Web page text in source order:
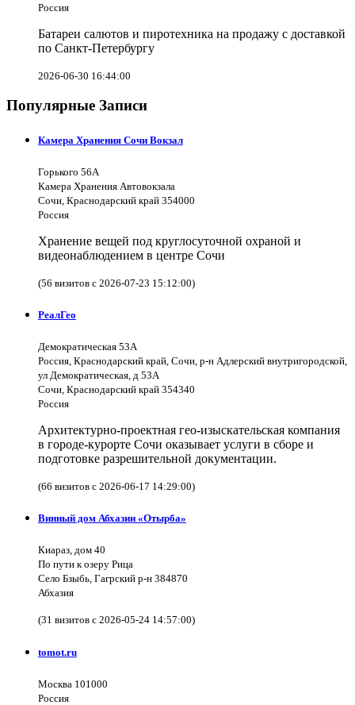
Россия
Батареи салютов и пиротехника на продажу с доставкой
по Санкт-Петербургу
2026-06-30 16:44:00
Популярные Записи
Камера Хранения Сочи Вокзал
Горького 56А
Камера Хранения Автовокзала
Сочи, Краснодарский край 354000
Россия
Хранение вещей под круглосуточной охраной и
видеонаблюдением в центре Сочи
(56 визитов с 2026-07-23 15:12:00)
РеалГео
Демократическая 53А
Россия, Краснодарский край, Сочи, р-н Адлерский внутригородской,
ул Демократическая, д 53А
Сочи, Краснодарский край 354340
Россия
Архитектурно-проектная гео-изыскательская компания
в городе-курорте Сочи оказывает услуги в сборе и
подготовке разрешительной документации.
(66 визитов с 2026-06-17 14:29:00)
Винный дом Абхазии «Отырба»
Киараз, дом 40
По пути к озеру Рица
Село Бзыбь, Гагрский р-н 384870
Абхазия
(31 визитов с 2026-05-24 14:57:00)
tomot.ru
Москва 101000
Россия